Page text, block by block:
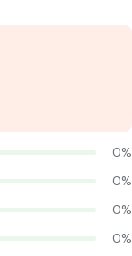
0%
0%
0%
0%